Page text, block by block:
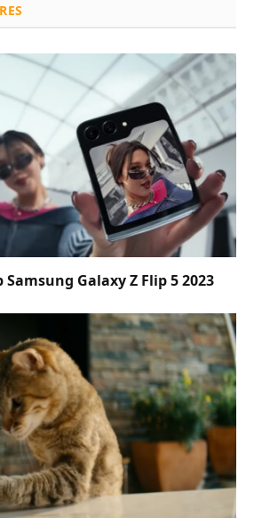
Galaxy Z Flip 5 2023